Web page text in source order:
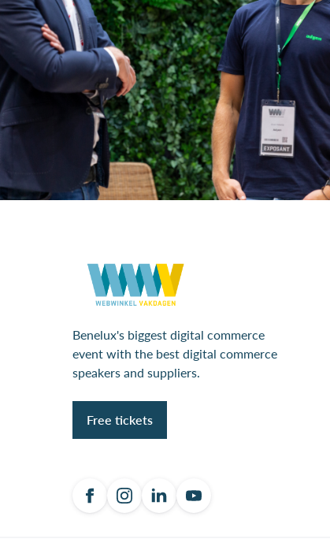
Benelux's biggest digital commerce
event with the best digital commerce
speakers and suppliers.
Free tickets